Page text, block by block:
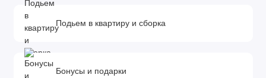
Подьем в квартиру и сборка
Бонусы и подарки